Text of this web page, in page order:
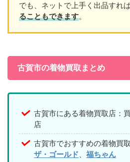
でも、ネットで上手く出品すれば
ることもできます。
古賀市の着物買取まとめ
古賀市にある着物買取店：
店
古賀市でおすすめの着物買
ザ・ゴールド
福ちゃん